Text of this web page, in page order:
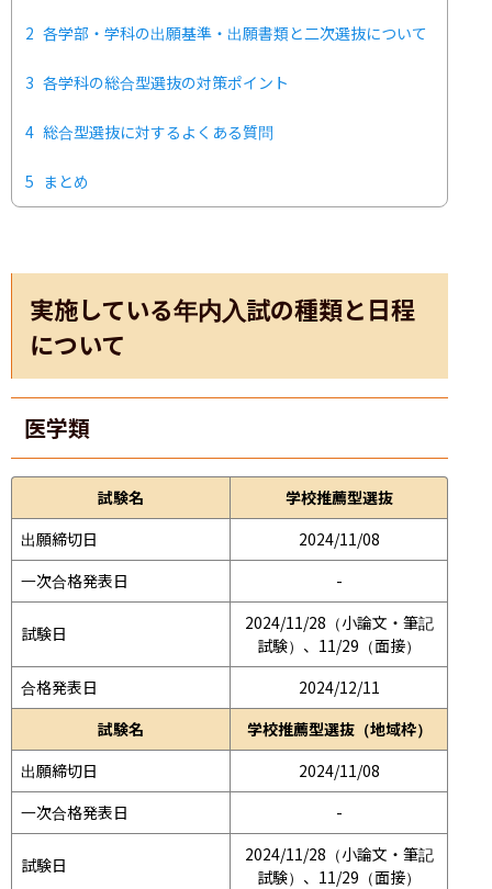
2 各学部・学科の出願基準・出願書類と二次選抜について
3 各学科の総合型選抜の対策ポイント
4 総合型選抜に対するよくある質問
5 まとめ
実施している年内入試の種類と日程
について
医学類
試験名
学校推薦型選抜
出願締切日
2024/11/08
一次合格発表日
-
試験日
2024/11/28（小論文・筆記
試験）、11/29（面接）
合格発表日
2024/12/11
試験名
学校推薦型選抜（地域枠）
出願締切日
2024/11/08
一次合格発表日
-
試験日
2024/11/28（小論文・筆記
試験）、11/29（面接）